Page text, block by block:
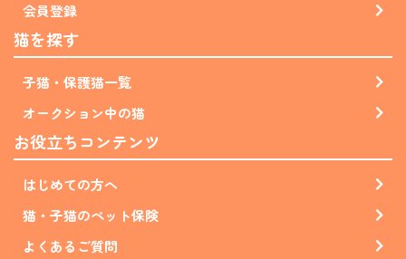
会員登録
猫を探す
子猫・保護猫一覧
オークション中の猫
お役立ちコンテンツ
はじめての方へ
猫・子猫のペット保険
よくあるご質問